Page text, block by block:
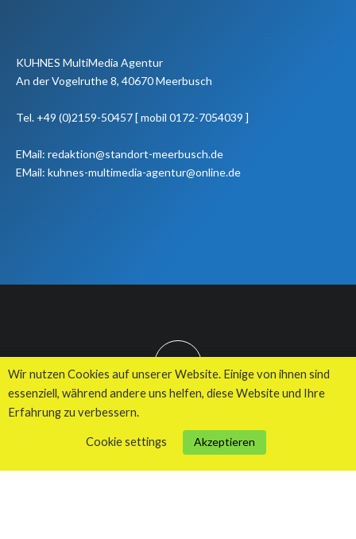
KUHNES MultiMedia Agentur
An der Vogelruthe 8, 40670 Meerbusch
Tel. +49 (0)2159-50457 [ mobil 0172-7054039 ]
EMail: redaktion@standort-meerbusch.de
EMail: kuhnes-multimedia-agentur@online.de
© 2026 Kuhnes MultiMedia Agentur
Wir nutzen Cookies auf unserer Website. Einige von ihnen sind
essenziell, während andere uns helfen, diese Website und Ihre
Erfahrung zu verbessern.
Cookie settings Akzeptieren